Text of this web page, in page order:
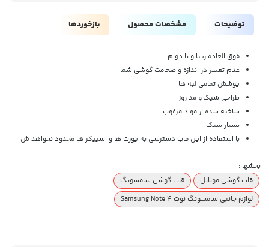
توضیحات مشخصات محصول بازخوردها
فوق العاده زیبا و با دوام
عدم تغییر در اندازه و ضخامت گوشی شما
پوشش تمامی لبه ها
طراحی شیکو مد روز
ساخته شده از مواد مرغوب
بسیار سبک
با استفاده از این قاب دسترسی به پورت ها و اسپیکر ها محدود نخواهد ش
بخشها :
قاب گوشی موبایل
قاب گوشی سامسونگ
لوازم جانبی سامسونگ نوت 4 Samsung Note